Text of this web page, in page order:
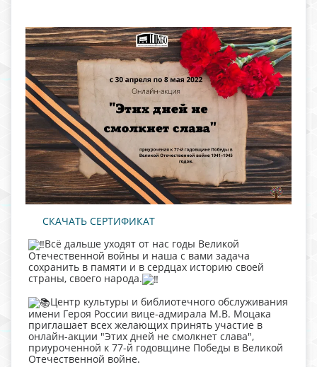
СКАЧАТЬ СЕРТИФИКАТ
Всё дальше уходят от нас годы Великой
Отечественной войны и наша с вами задача
сохранить в памяти и в сердцах историю своей
страны, своего народа.
Центр культуры и библиотечного обслуживания
имени Героя России вице-адмирала М.В. Моцака
приглашает всех желающих принять участие в
онлайн-акции "Этих дней не смолкнет слава",
приуроченной к 77-й годовщине Победы в Великой
Отечественной войне.